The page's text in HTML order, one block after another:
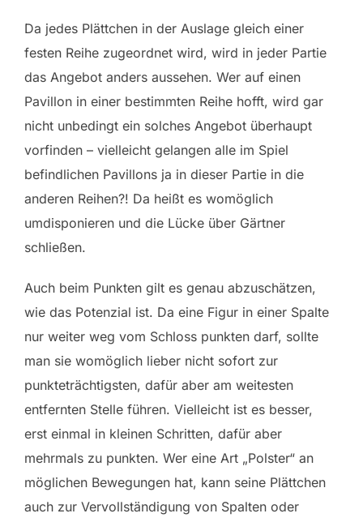
Da jedes Plättchen in der Auslage gleich einer
festen Reihe zugeordnet wird, wird in jeder Partie
das Angebot anders aussehen. Wer auf einen
Pavillon in einer bestimmten Reihe hofft, wird gar
nicht unbedingt ein solches Angebot überhaupt
vorfinden – vielleicht gelangen alle im Spiel
befindlichen Pavillons ja in dieser Partie in die
anderen Reihen?! Da heißt es womöglich
umdisponieren und die Lücke über Gärtner
schließen.
Auch beim Punkten gilt es genau abzuschätzen,
wie das Potenzial ist. Da eine Figur in einer Spalte
nur weiter weg vom Schloss punkten darf, sollte
man sie womöglich lieber nicht sofort zur
punkteträchtigsten, dafür aber am weitesten
entfernten Stelle führen. Vielleicht ist es besser,
erst einmal in kleinen Schritten, dafür aber
mehrmals zu punkten. Wer eine Art „Polster“ an
möglichen Bewegungen hat, kann seine Plättchen
auch zur Vervollständigung von Spalten oder